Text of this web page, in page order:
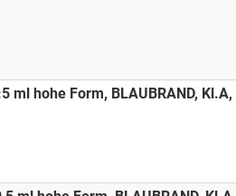
ml hohe Form, BLAUBRAND, Kl.A,